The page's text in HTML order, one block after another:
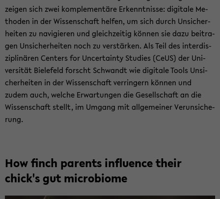
zei­gen sich zwei kom­ple­men­tä­re Er­kennt­nis­se: di­gi­ta­le Me­
tho­den in der Wis­sen­schaft hel­fen, um sich durch Un­si­cher­
hei­ten zu na­vi­gie­ren und gleich­zei­tig kön­nen sie dazu bei­tra­
gen Un­si­cher­hei­ten noch zu ver­stär­ken. Als Teil des in­ter­dis­
zi­pli­nä­ren Cen­ters for Un­cer­tain­ty Stu­dies (CeUS) der Uni­
ver­si­tät Bie­le­feld forscht Schwandt wie di­gi­ta­le Tools Un­si­
cher­hei­ten in der Wis­sen­schaft ver­rin­gern kön­nen und
zudem auch, wel­che Er­war­tun­gen die Ge­sell­schaft an die
Wis­sen­schaft stellt, im Um­gang mit all­ge­mei­ner Ver­un­si­che­
rung.
How finch par­ents in­flu­ence their
chick's gut mi­cro­bio­me